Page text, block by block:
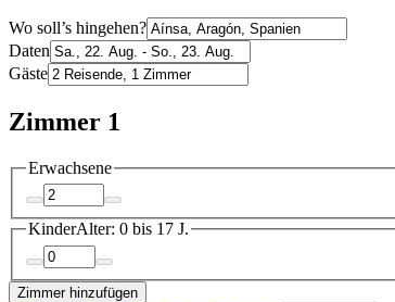
Wo soll’s hingehen?
Daten
Gäste
Zimmer 1
Erwachsene
KinderAlter: 0 bis 17 J.
Zimmer hinzufügen